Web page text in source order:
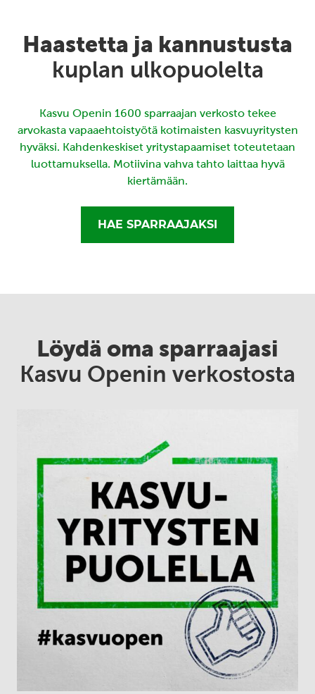
Haastetta ja kannustusta
kuplan ulkopuolelta
Kasvu Openin 1600 sparraajan verkosto tekee
arvokasta vapaaehtoistyötä kotimaisten kasvuyritysten
hyväksi. Kahdenkeskiset yritystapaamiset toteutetaan
luottamuksella. Motiivina vahva tahto laittaa hyvä
kiertämään.
HAE SPARRAAJAKSI
Löydä oma sparraajasi
Kasvu Openin verkostosta